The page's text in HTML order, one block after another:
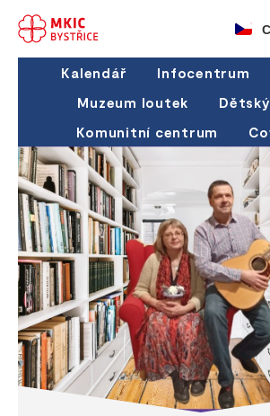
Kalendář Infocentrum
Muzeum loutek
Komunitní centrum